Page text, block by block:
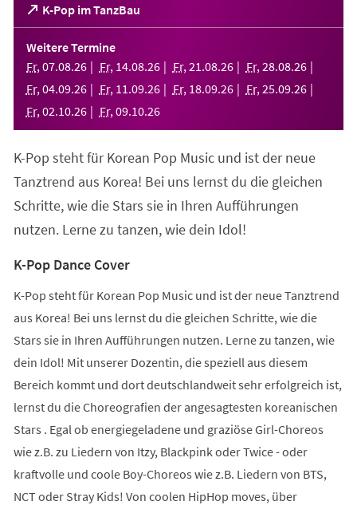
K-Pop im TanzBau
(Öffnet
in
einem
neuen
Tab)
Weitere Termine
Fr, 07.08.26 Fr, 14.08.26 Fr, 21 .08.26 Fr, 28.08.26
Fr, 04.09.26 Fr, 11 .09.26 Fr, 18.09.26 Fr, 25.09.26
Fr, 02.10.26 Fr, 09.10.26
K-Pop steht für Korean Pop Music und ist der neue
Tanztrend aus Korea! Bei uns lernst du die gleichen
Schritte, wie die Stars sie in Ihren Aufführungen
nutzen. Lerne zu tanzen, wie dein Idol!
K-Pop Dance Cover
K-Pop steht für Korean Pop Music und ist der neue Tanztrend
aus Korea! Bei uns lernst du die gleichen Schritte, wie die
Stars sie in Ihren Aufführungen nutzen. Lerne zu tanzen, wie
dein Idol! Mit unserer Dozentin, die speziell aus diesem
Bereich kommt und dort deutschlandweit sehr erfolgreich ist,
lernst du die Choreografien der angesagtesten koreanischen
Stars . Egal ob energiegeladene und graziöse Girl-Choreos
wie z.B. zu Liedern von Itzy, Blackpink oder Twice - oder
kraftvolle und coole Boy-Choreos wie z.B. Liedern von BTS,
NCT oder Stray Kids! Von coolen HipHop moves, über